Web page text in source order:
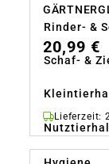
Rinder- &
Schaf- &
20,99 €
Lieferzeit: